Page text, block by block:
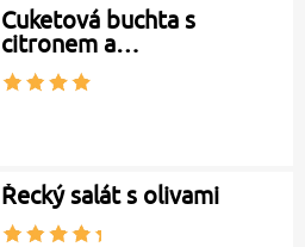
Cuketová buchta s
citronem a…
Řecký salát s olivami